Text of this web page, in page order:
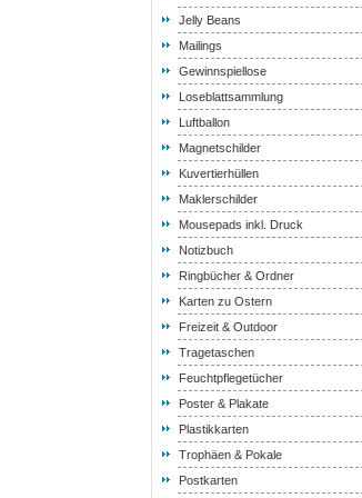
Jelly Beans
Mailings
Gewinnspiellose
Loseblattsammlung
Luftballon
Magnetschilder
Kuvertierhüllen
Maklerschilder
Mousepads inkl. Druck
Notizbuch
Ringbücher & Ordner
Karten zu Ostern
Freizeit & Outdoor
Tragetaschen
Feuchtpflegetücher
Poster & Plakate
Plastikkarten
Trophäen & Pokale
Postkarten